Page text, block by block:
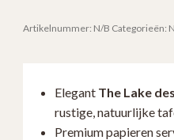
Lake
NAPL0145-
Artikelnummer: N/B Categorieën:
Elegant The Lake
rustige, natuurlijke
Premium papieren